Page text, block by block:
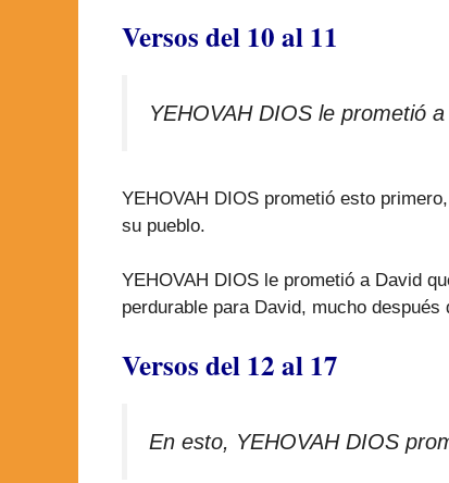
Versos del 10 al 11
YEHOVAH DIOS le prometió
YEHOVAH DIOS prometió esto
su pueblo.
YEHOVAH DIOS le prometió a David
perdurable para David, mucho después
Versos del 12 al 17
En esto, YEHOVAH DIOS